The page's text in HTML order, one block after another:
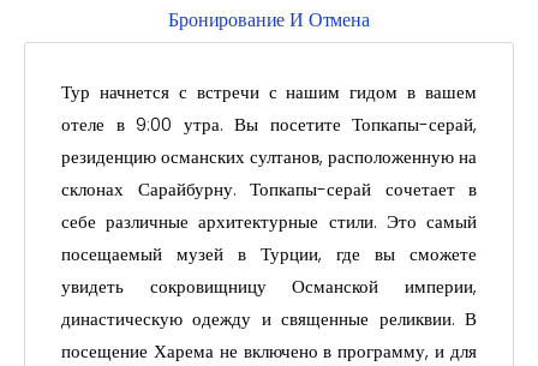
Бронирование И Отмена
Тур начнется с встречи с нашим гидом в вашем
отеле в 9:00 утра. Вы посетите Топкапы-серай,
резиденцию османских султанов, расположенную на
склонах Сарайбурну. Топкапы-серай сочетает в
себе различные архитектурные стили. Это самый
посещаемый музей в Турции, где вы сможете
увидеть сокровищницу Османской империи,
династическую одежду и священные реликвии. В
посещение Харема не включено в программу, и для